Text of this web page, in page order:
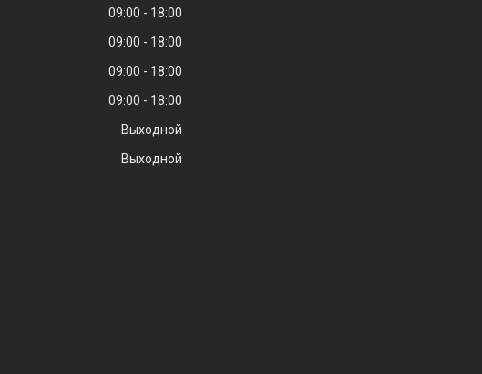
09:00
18:00
09:00
18:00
09:00
18:00
09:00
18:00
Выходной
Выходной